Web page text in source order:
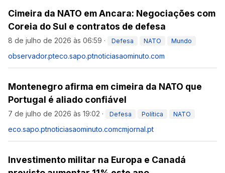
Cimeira da NATO em Ancara: Negociações com
Coreia do Sul e contratos de defesa
8 de julho de 2026 às 06:59 · Defesa NATO Mundo
observador.pteco.sapo.ptnoticiasaominuto.com
Montenegro afirma em cimeira da NATO que
Portugal é aliado confiável
7 de julho de 2026 às 19:02 · Defesa Política NATO
eco.sapo.ptnoticiasaominuto.comcmjornal.pt
Investimento militar na Europa e Canadá